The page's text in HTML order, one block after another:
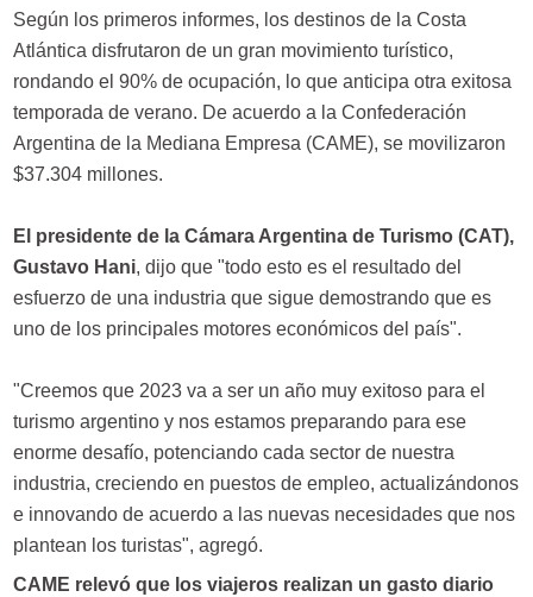
Según los primeros informes, los destinos de la Costa
Atlántica disfrutaron de un gran movimiento turístico,
rondando el 90% de ocupación, lo que anticipa otra exitosa
temporada de verano. De acuerdo a la Confederación
Argentina de la Mediana Empresa (CAME), se movilizaron
$37.304 millones.
El presidente de la Cámara Argentina de Turismo (CAT),
Gustavo Hani, dijo que "todo esto es el resultado del
esfuerzo de una industria que sigue demostrando que es
uno de los principales motores económicos del país".
"Creemos que 2023 va a ser un año muy exitoso para el
turismo argentino y nos estamos preparando para ese
enorme desafío, potenciando cada sector de nuestra
industria, creciendo en puestos de empleo, actualizándonos
e innovando de acuerdo a las nuevas necesidades que nos
plantean los turistas", agregó.
CAME relevó que los viajeros realizan un gasto diario